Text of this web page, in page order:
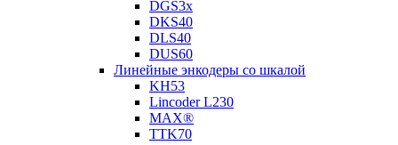
DGS3x
DKS40
DLS40
DUS60
Линейные энкодеры со шкалой
KH53
Lincoder L230
MAX®
TTK70